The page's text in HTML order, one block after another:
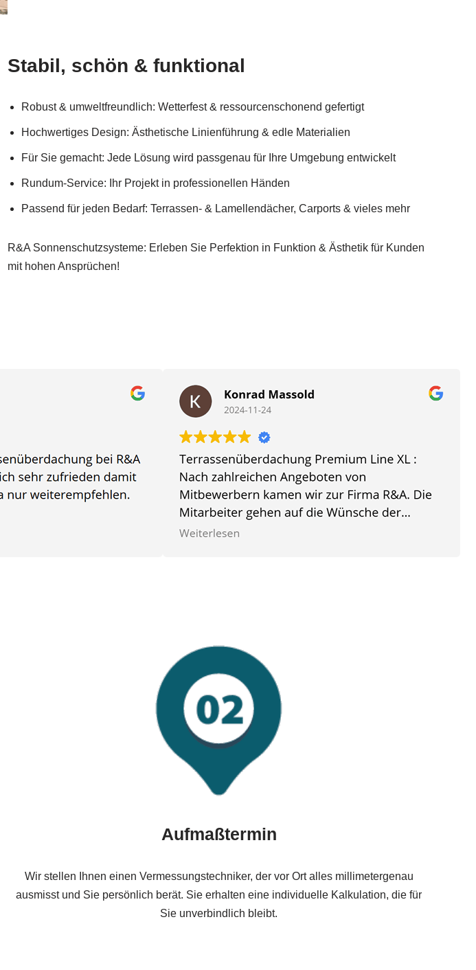
Stabil, schön & funktional
Robust & umweltfreundlich: Wetterfest & ressourcenschonend gefertigt
Hochwertiges Design: Ästhetische Linienführung & edle Materialien
Für Sie gemacht: Jede Lösung wird passgenau für Ihre Umgebung entwickelt
Rundum-Service: Ihr Projekt in professionellen Händen
Passend für jeden Bedarf: Terrassen- & Lamellendächer, Carports & vieles mehr
R&A Sonnenschutzsysteme: Erleben Sie Perfektion in Funktion & Ästhetik für Kunden
mit hohen Ansprüchen!
Aufmaßtermin
Wir stellen Ihnen einen Vermessungstechniker, der vor Ort alles millimetergenau
ausmisst und Sie persönlich berät. Sie erhalten eine individuelle Kalkulation, die für
Sie unverbindlich bleibt.